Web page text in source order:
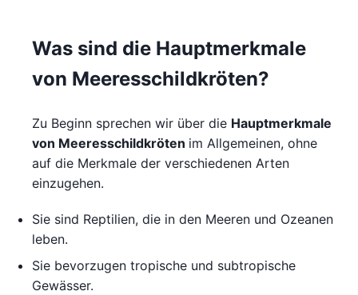
Was sind die Hauptmerkmale
von Meeresschildkröten?
Zu Beginn sprechen wir über die Hauptmerkmale
von Meeresschildkröten im Allgemeinen, ohne
auf die Merkmale der verschiedenen Arten
einzugehen.
Sie sind Reptilien, die in den Meeren und Ozeanen
leben.
Sie bevorzugen tropische und subtropische
Gewässer.